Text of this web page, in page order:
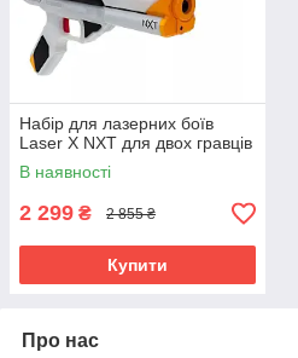
Набір для лазерних боїв
Laser X NXT для двох гравців
В наявності
2 299 ₴ 2 855 ₴
Купити
Про нас